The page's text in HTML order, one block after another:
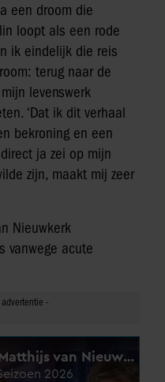
een droom die
loopt als een rode
ik eindelijk die reis
terug naar de
levenswerk
‘Dat ik dit verhaal
bekroning en een
ja zei op mijn
zijn, maakt mij zeer
Nieuwkerk
vanwege acute